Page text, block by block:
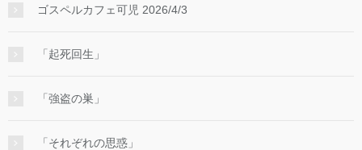
ゴスペルカフェ可児 2026/4/3
「起死回生」
「強盗の巣」
「それぞれの思惑」